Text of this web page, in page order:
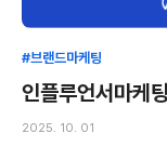
#브랜드마케팅
인플루언서마케
2025. 10. 01